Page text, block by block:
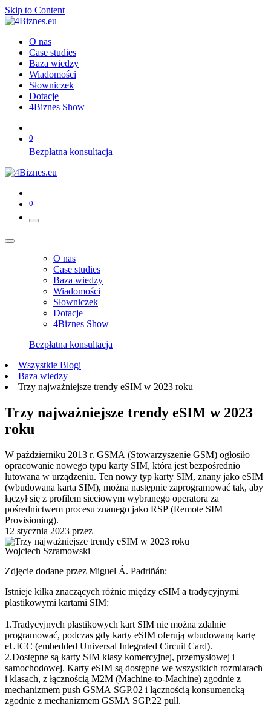
Skip to Content
O nas
Case studies
Baza wiedzy
Wiadomości
Słowniczek
Dotacje
4Biznes Show
0
Bezpłatna konsultacja
0
O nas
Case studies
Baza wiedzy
Wiadomości
Słowniczek
Dotacje
4Biznes Show
Bezpłatna konsultacja
Wszystkie Blogi
Baza wiedzy
Trzy najważniejsze trendy eSIM w 2023 roku
Trzy najważniejsze trendy eSIM w 2023
roku
W październiku 2013 r. GSMA (Stowarzyszenie GSM) ogłosiło
opracowanie nowego typu karty SIM, która jest bezpośrednio
lutowana w urządzeniu. Ten nowy typ karty SIM, znany jako eSIM
(wbudowana karta SIM), można następnie zaprogramować tak, aby
łączył się z profilem sieciowym wybranego operatora za
pośrednictwem procesu znanego jako RSP (Remote SIM
Provisioning).
12 stycznia 2023 przez
Wojciech Szramowski
Zdjęcie dodane przez Miguel Á. Padriñán:
Istnieje kilka znaczących różnic między eSIM a tradycyjnymi
plastikowymi kartami SIM:
1.Tradycyjnych plastikowych kart SIM nie można zdalnie
programować, podczas gdy karty eSIM oferują wbudowaną kartę
eUICC (embedded Universal Integrated Circuit Card).
2.Dostępne są karty SIM klasy komercyjnej, przemysłowej i
samochodowej. Karty eSIM są dostępne we wszystkich rozmiarach
i klasach, z łącznością M2M (Machine-to-Machine) zgodnie z
mechanizmem push GSMA SGP.02 i łącznością konsumencką
zgodnie z mechanizmem GSMA SGP.22 pull.